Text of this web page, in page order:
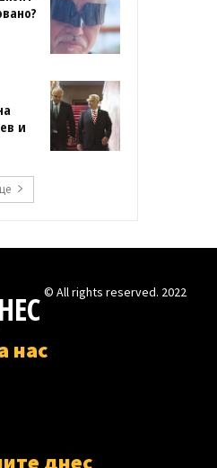
и
© All rights reserved. 2022
нас
днес